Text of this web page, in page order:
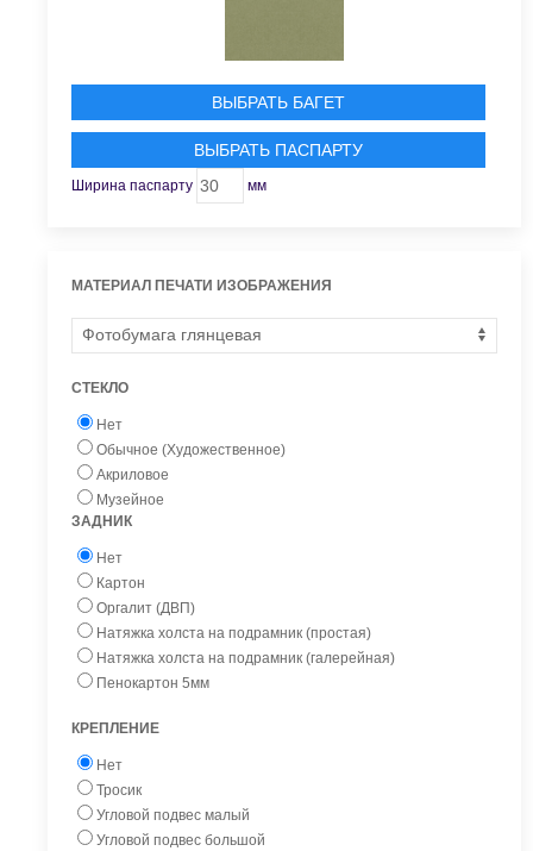
ВЫБРАТЬ БАГЕТ
ВЫБРАТЬ ПАСПАРТУ
Ширина паспарту мм
МАТЕРИАЛ ПЕЧАТИ ИЗОБРАЖЕНИЯ
СТЕКЛО
Нет
Обычное (Художественное)
Акриловое
Музейное
ЗАДНИК
Нет
Картон
Оргалит (ДВП)
Натяжка холста на подрамник (простая)
Натяжка холста на подрамник (галерейная)
Пенокартон 5мм
КРЕПЛЕНИЕ
Нет
Тросик
Угловой подвес малый
Угловой подвес большой